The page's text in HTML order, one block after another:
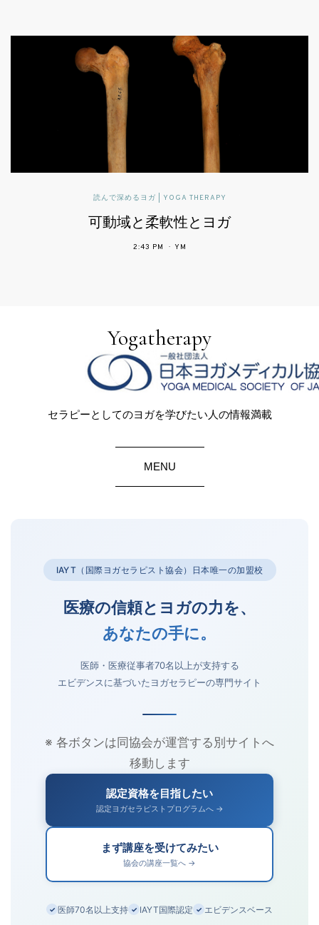
読んで深めるヨガ | YOGA THERAPY
可動域と柔軟性とヨガ
2:43 PM YM
Yogatherapy
セラピーとしてのヨガを学びたい人の情報満載
MENU
IAYT（国際ヨガセラピスト協会）日本唯一の加盟校
医療の信頼とヨガの力を、
あなたの手に。
医師・医療従事者70名以上が支持する
エビデンスに基づいたヨガセラピーの専門サイト
※ 各ボタンは同協会が運営する別サイトへ
移動します
認定資格を目指したい
認定ヨガセラピストプログラムへ →
まず講座を受けてみたい
協会の講座一覧へ →
✓ 医師70名以上支持 ✓ IAYT国際認定 ✓ エビデンスベース